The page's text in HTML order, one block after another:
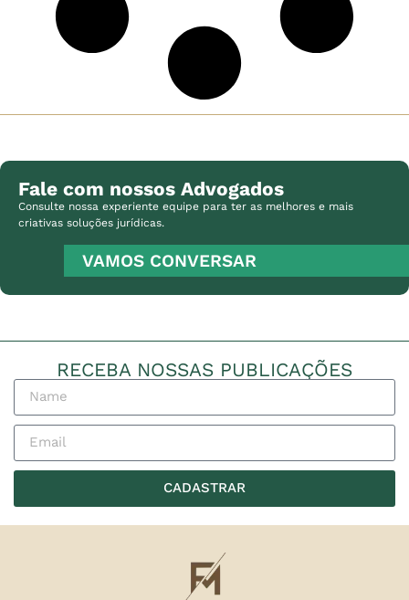
Fale com nossos Advogados
Consulte nossa experiente equipe para ter as melhores e mais
criativas soluções jurídicas.
VAMOS CONVERSAR
RECEBA NOSSAS PUBLICAÇÕES
CADASTRAR